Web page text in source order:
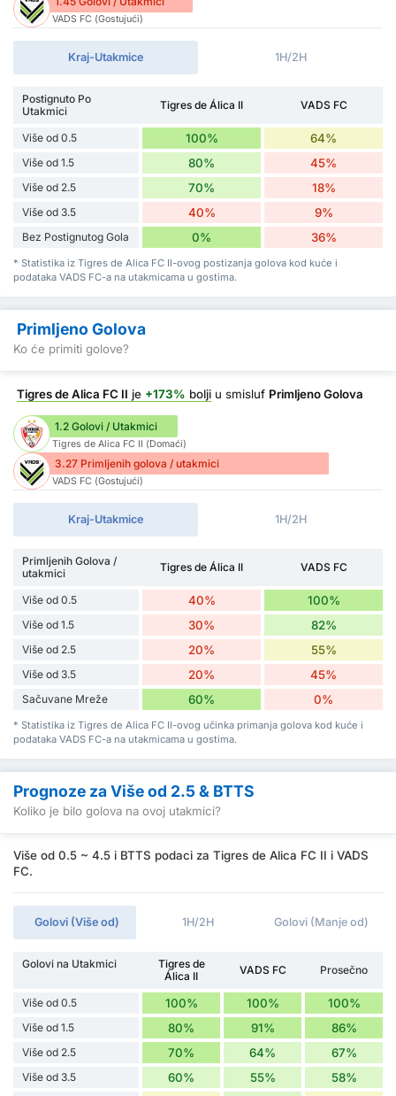
VADS FC (Gostujući)
Kraj-Utakmice 1H/2H
Postignuto Po
Utakmici
Tigres de Álica II VADS FC
Više od 0.5 100% 64%
Više od 1.5 80% 45%
Više od 2.5 70% 18%
Više od 3.5 40% 9%
Bez Postignutog Gola 0% 36%
* Statistika iz Tigres de Alica FC II-ovog postizanja golova kod kuće i
podataka VADS FC-a na utakmicama u gostima.
Primljeno Golova
Ko će primiti golove?
Tigres de Alica FC II je +173% bolji u smisluf Primljeno Golova
1.2 Golovi / Utakmici
Tigres de Alica FC II (Domaći)
3.27 Primljenih golova / utakmici
VADS FC (Gostujući)
Kraj-Utakmice 1H/2H
Primljenih Golova /
utakmici
Tigres de Álica II VADS FC
Više od 0.5 40% 100%
Više od 1.5 30% 82%
Više od 2.5 20% 55%
Više od 3.5 20% 45%
Sačuvane Mreže 60% 0%
* Statistika iz Tigres de Alica FC II-ovog učinka primanja golova kod kuće i
podataka VADS FC-a na utakmicama u gostima.
Prognoze za Više od 2.5 & BTTS
Koliko je bilo golova na ovoj utakmici?
Više od 0.5 ~ 4.5 i BTTS podaci za Tigres de Alica FC II i VADS
FC.
Golovi (Više od) 1H/2H Golovi (Manje od)
Golovi na Utakmici
Tigres de
Álica II
VADS FC Prosečno
Više od 0.5 100% 100% 100%
Više od 1.5 80% 91% 86%
Više od 2.5 70% 64% 67%
Više od 3.5 60% 55% 58%